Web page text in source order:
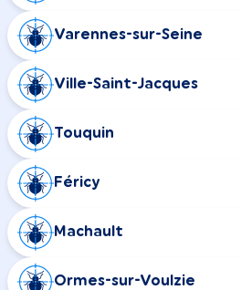
Varennes-sur-Seine
Ville-Saint-Jacques
Touquin
Féricy
Machault
Ormes-sur-Voulzie